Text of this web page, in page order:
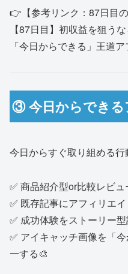
👉【参考リンク：87日目の
【87日目】初収益を狙う
「今日からできる」王道
③ 今日からでき
今日からすぐ取り組める行
✅ 商品紹介型or比較レビ
✅ 既存記事にアフィリエ
✅ 成功体験をストーリー
✅ アイキャッチ画像を「
一する🎨